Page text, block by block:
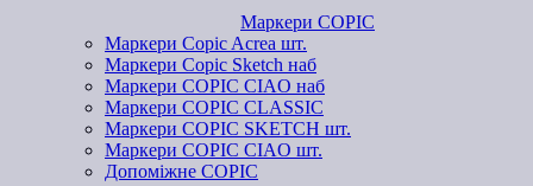
Маркери COPIC
Маркери Copic Acrea шт.
Маркери Copic Sketch наб
Маркери COPIC CIAO наб
Маркери COPIC CLASSIC
Маркери COPIC SKETCH шт.
Маркери COPIC CIAO шт.
Допоміжне COPIC